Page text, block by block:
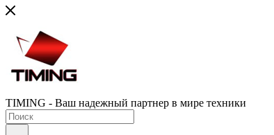
TIMING - Ваш надежный партнер в мире техники